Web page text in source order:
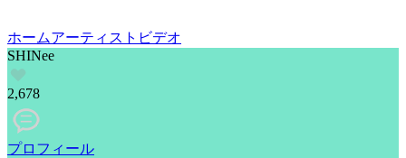
ホームアーティスト ビデオ
SHINee
2,678
プロフィール